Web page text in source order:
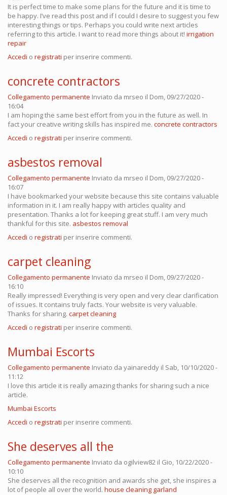
It is perfect time to make some plans for the future and it is time to
be happy. I’ve read this post and if I could I desire to suggest you few
interesting things or tips. Perhaps you could write next articles
referring to this article. I want to read more things about it! irrigation
repair
Accedi o registrati per inserire commenti.
concrete contractors
Collegamento permanente Inviato da mrseo il Dom, 09/27/2020 -
16:04
I am hoping the same best effort from you in the future as well. In
fact your creative writing skills has inspired me. concrete contractors
Accedi o registrati per inserire commenti.
asbestos removal
Collegamento permanente Inviato da mrseo il Dom, 09/27/2020 -
16:07
I have bookmarked your website because this site contains valuable
information in it. I am really happy with articles quality and
presentation. Thanks a lot for keeping great stuff. I am very much
thankful for this site. asbestos removal
Accedi o registrati per inserire commenti.
carpet cleaning
Collegamento permanente Inviato da mrseo il Dom, 09/27/2020 -
16:10
Really impressed! Everything is very open and very clear clarification
of issues. It contains truly facts. Your website is very valuable.
Thanks for sharing. carpet cleaning
Accedi o registrati per inserire commenti.
Mumbai Escorts
Collegamento permanente Inviato da yainareddy il Sab, 10/10/2020 -
11:12
I love this article it is really amazing thanks for sharing such a nice
article.
Mumbai Escorts
Accedi o registrati per inserire commenti.
She deserves all the
Collegamento permanente Inviato da ogilview82 il Gio, 10/22/2020 -
10:10
She deserves all the recognition and awards she get, she inspires a
lot of people all over the world. house cleaning garland